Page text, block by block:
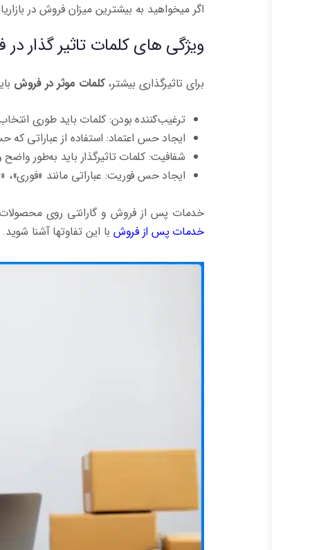
اگر میخواهید به بیشترین میزان فروش در
ویژگی های کلمات تاثیر گذار
برای تاثیرگذاری بیشتر،کلمات موثر در فروش
ترغیب‌کننده بودن: کلمات باید طوری
ایجاد حس اعتماد: استفاده از عباراتی که
شفافیت: کلمات تاثیرگذار باید به‌طور واضح
ایجاد حس فوریت: عباراتی مانند «فوری»،
خدمات پس از فروش و گارانتی روی محصولات
خدمات پس از فروش با این تفاوتها آشنا شوید.